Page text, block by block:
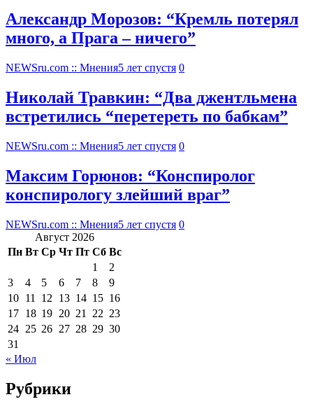
Александр Морозов: “Кремль потерял
много, а Прага – ничего”
NEWSru.com :: Мнения5 лет спустя 0
Николай Травкин: “Два джентльмена
встретились “перетереть по бабкам”
NEWSru.com :: Мнения5 лет спустя 0
Максим Горюнов: “Конспиролог
конспирологу злейший враг”
NEWSru.com :: Мнения5 лет спустя 0
Август 2026
Пн Вт Ср Чт Пт Сб Вс
1
2
3
4 5 6 7 8
9
10 11 12 13 14 15 16
17 18 19 20 21 22 23
24 25 26 27 28 29 30
31
« Июл
Рубрики